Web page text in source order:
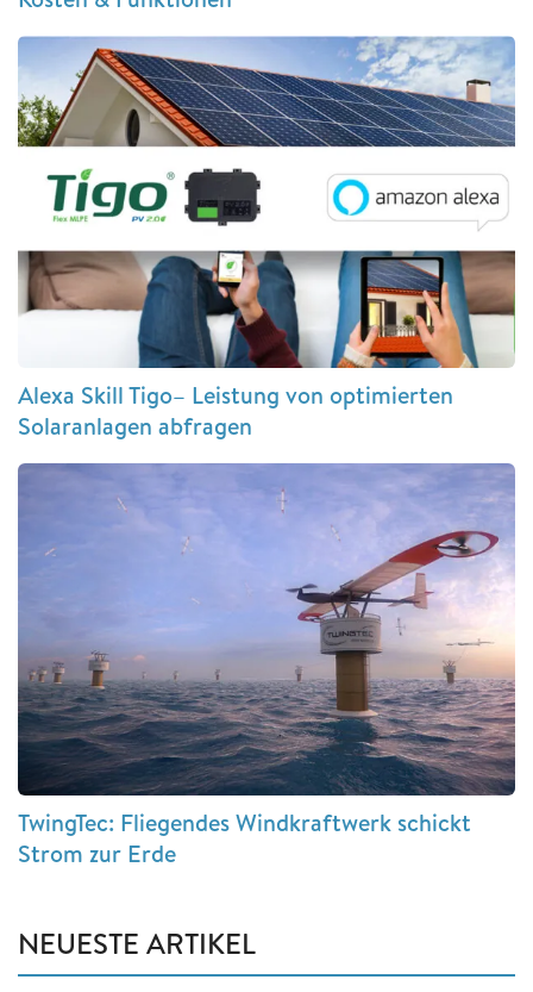
Alexa Skill Tigo– Leistung von optimierten
Solaranlagen abfragen
TwingTec: Fliegendes Windkraftwerk schickt
Strom zur Erde
NEUESTE ARTIKEL